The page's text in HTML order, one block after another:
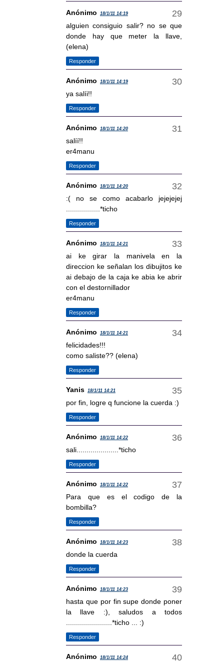
Anónimo 18/1/11 14:19
alguien consiguio salir? no se que
donde hay que meter la llave,
(elena)
Responder
Anónimo 18/1/11 14:19
ya salíi!!
Responder
Anónimo 18/1/11 14:20
salíí!!
er4manu
Responder
Anónimo 18/1/11 14:20
:( no se como acabarlo jejejejej
.................*ticho
Responder
Anónimo 18/1/11 14:21
ai ke girar la manivela en la
direccion ke señalan los dibujitos ke
ai debajo de la caja ke abia ke abrir
con el destornillador
er4manu
Responder
Anónimo 18/1/11 14:21
felicidades!!!
como saliste?? (elena)
Responder
Yanis 18/1/11 14:21
por fin, logre q funcione la cuerda :)
Responder
Anónimo 18/1/11 14:22
sali.....................*ticho
Responder
Anónimo 18/1/11 14:22
Para que es el codigo de la
bombilla?
Responder
Anónimo 18/1/11 14:23
donde la cuerda
Responder
Anónimo 18/1/11 14:23
hasta que por fin supe donde poner
la llave :), saludos a todos
.......................*ticho ... :)
Responder
Anónimo 18/1/11 14:24